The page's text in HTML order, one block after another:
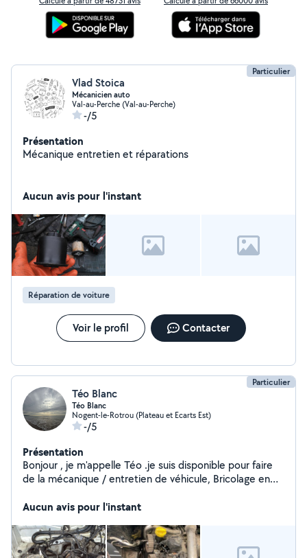
Particulier
Vlad Stoica
Mécanicien auto
Val-au-Perche (Val-au-Perche)
-/5
Présentation
Mécanique entretien et réparations
Aucun avis pour l'instant
Réparation de voiture
Voir le profil Contacter
Particulier
Téo Blanc
Téo Blanc
Nogent-le-Rotrou (Plateau et Ecarts Est)
-/5
Présentation
Bonjour , je m'appelle Téo .je suis disponible pour faire
de la mécanique / entretien de véhicule, Bricolage en
rapidement !
Aucun avis pour l'instant